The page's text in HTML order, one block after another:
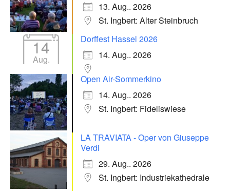
13. Aug.. 2026
St. Ingbert: Alter Steinbruch
14
Aug.
Dorffest Hassel 2026
14. Aug.. 2026
Open Air-Sommerkino
14. Aug.. 2026
St. Ingbert: Fideliswiese
LA TRAVIATA - Oper von Giuseppe
Verdi
29. Aug.. 2026
St. Ingbert: Industriekathedrale